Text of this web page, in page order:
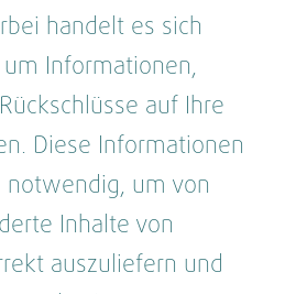
handelt es sich
Informationen,
auf Ihre
Diese Informationen
notwendig, um von
Inhalte von
auszuliefern und